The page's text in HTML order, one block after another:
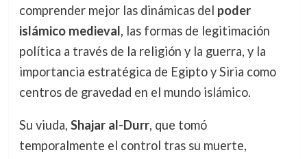
comprender mejor las dinámicas del poder
islámico medieval, las formas de legitimación
política a través de la religión y la guerra, y la
importancia estratégica de Egipto y Siria como
centros de gravedad en el mundo islámico.
Su viuda, Shajar al-Durr, que tomó
temporalmente el control tras su muerte,